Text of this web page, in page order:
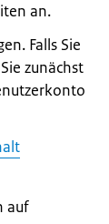
an.
Falls Sie
zunächst
auf